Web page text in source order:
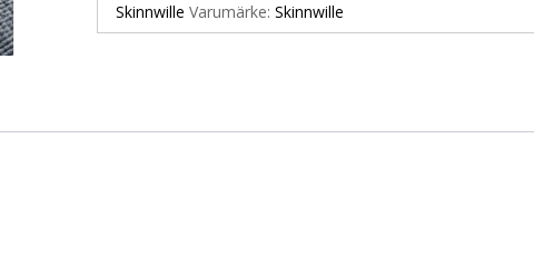
Skinnwille Varumärke:Skinnwille